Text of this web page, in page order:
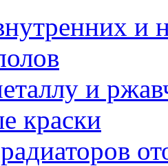
и
и
краски